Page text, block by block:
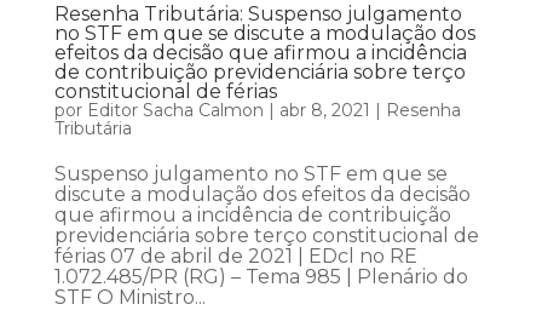
Resenha Tributária: Suspenso julgamento
no STF em que se discute a modulação dos
efeitos da decisão que afirmou a incidência
de contribuição previdenciária sobre terço
constitucional de férias
por Editor Sacha Calmon | abr 8, 2021 | Resenha
Tributária
Suspenso julgamento no STF em que se
discute a modulação dos efeitos da decisão
que afirmou a incidência de contribuição
previdenciária sobre terço constitucional de
férias 07 de abril de 2021 | EDcl no RE
1.072.485/PR (RG) – Tema 985 | Plenário do
STF O Ministro...